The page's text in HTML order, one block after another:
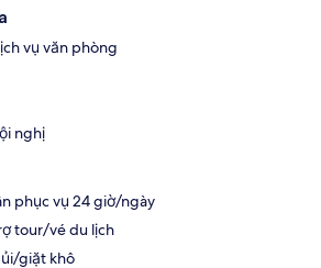
vụ văn phòng
nghị
phục vụ 24 giờ/ngày
tour/vé du lịch
giặt khô